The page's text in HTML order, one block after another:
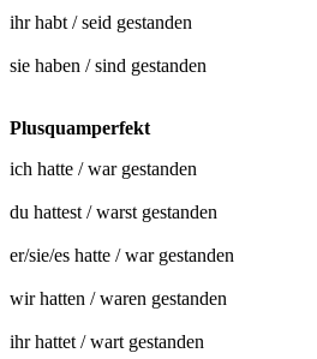
ihr habt / seid gestanden
sie haben / sind gestanden
Plusquamperfekt
ich hatte / war gestanden
du hattest / warst gestanden
er/sie/es hatte / war gestanden
wir hatten / waren gestanden
ihr hattet / wart gestanden